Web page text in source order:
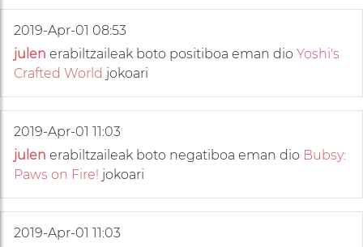
2019-Apr-01 08:53
julen erabiltzaileak boto positiboa eman dio Yoshi's
Crafted World jokoari
2019-Apr-01 11:03
julen erabiltzaileak boto negatiboa eman dio Bubsy:
Paws on Fire! jokoari
2019-Apr-01 11:03